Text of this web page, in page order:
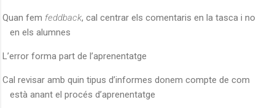
Quan fem feddback, cal centrar els comentaris en la tasca i no
en els alumnes
L’error forma part de l’aprenentatge
Cal revisar amb quin tipus d’informes donem compte de com
està anant el procés d’aprenentatge